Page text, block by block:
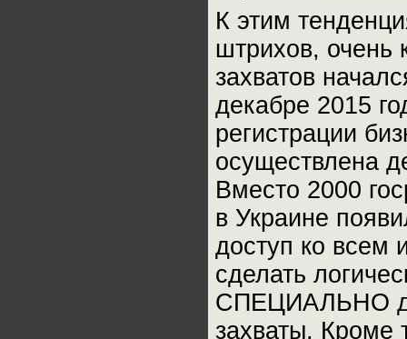
К этим
штрихов, очень
захватов
декабре 2015
регистрации
осуществлена
Вместо 2000
в Украине
доступ ко всем
сделать
СПЕЦИАЛЬНО
захваты. Кроме